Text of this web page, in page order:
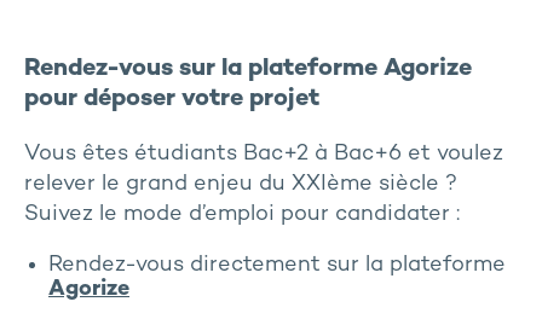
Rendez-vous sur la plateforme Agorize
pour déposer votre projet
Vous êtes étudiants Bac+2 à Bac+6 et voulez
relever le grand enjeu du XXIème siècle ?
Suivez le mode d’emploi pour candidater :
Rendez-vous directement sur la plateforme
Agorize